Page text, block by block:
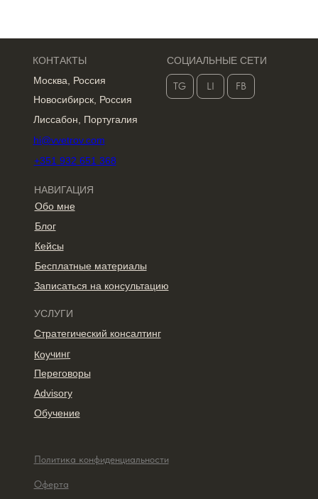
КОНТАКТЫ
Москва, Россия
Новосибирск, Россия
+351 932 651 368
hi@vvetrov.com
Лиссабон, Португалия
НАВИГАЦИЯ
СОЦИАЛЬНЫЕ СЕТИ
Обучение
Advisory
Переговоры
Коучинг
Стратегический консалтинг
Обо мне
УСЛУГИ
Бесплатные материалы
Кейсы
Блог
Записаться на консультацию
Оферта
Политика конфиденциальности
FB
LI
TG